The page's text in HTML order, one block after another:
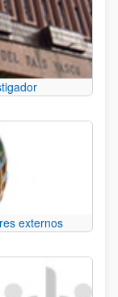
externos